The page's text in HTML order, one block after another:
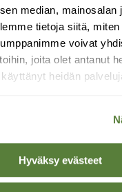
median, mainosalan
tietoja siitä,
voivat
joita olet antanut
heidän
Hyväksy evästeet
SUOMEN
Suomen